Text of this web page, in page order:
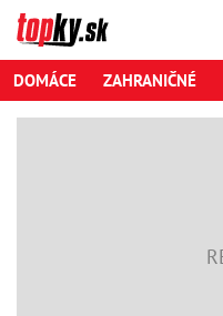
DOMÁCE ZAHRANIČNÉ